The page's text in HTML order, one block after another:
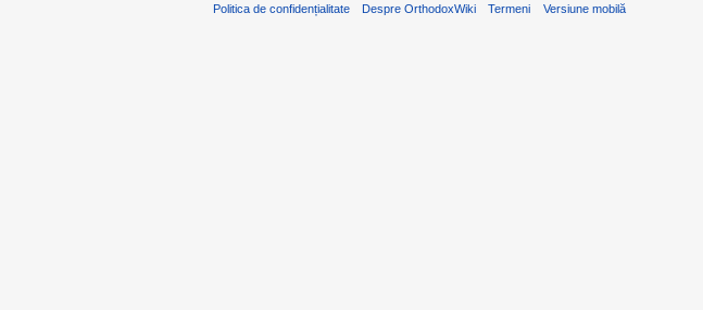
Politica de confidențialitate Despre OrthodoxWiki Termeni Versiune mobilă